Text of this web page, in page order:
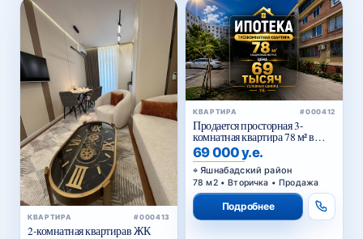
КВАРТИРА #000413
2-комнатная квартирав ЖК
КВАРТИРА #000412
Продается просторная 3-
комнатная квартира 78 м² в
Тузеле-2, Яшнабадский район
— возможна покупка в
ипотеку
69 000 у.е.
Яшнабадский район
78 м2 • Вторичка • Продажа
Подробнее